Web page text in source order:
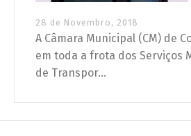
28 de Novembro, 2018
A Câmara Municipal (CM) de
em toda a frota dos Serviços
de Transpor...